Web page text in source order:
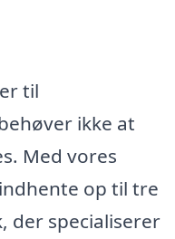
til
ikke at
Med vores
op til tre
der specialiserer